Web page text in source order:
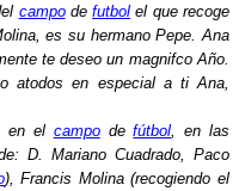
campodefutbol el que recoge
es su hermano Pepe. Ana
te deseo un magnifco Año.
atodos en especial a ti Ana,
en el campodefútbol , en las
D. Mariano Cuadrado, Paco
), Francis Molina (recogiendo el